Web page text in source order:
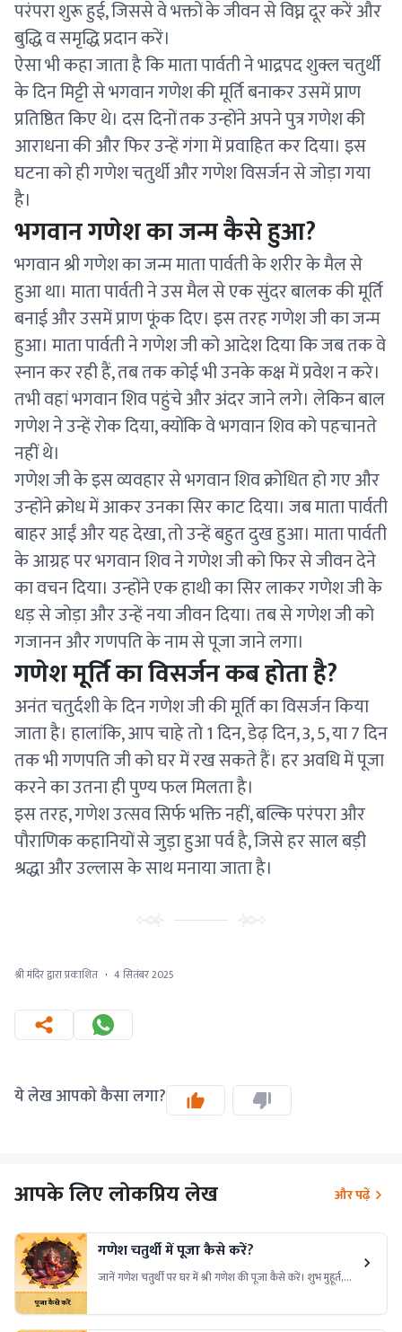
परंपरा शुरू हुई, जिससे वे भक्तों के जीवन से विघ्न दूर करें और
बुद्धि व समृद्धि प्रदान करें।
ऐसा भी कहा जाता है कि माता पार्वती ने भाद्रपद शुक्ल चतुर्थी
के दिन मिट्टी से भगवान गणेश की मूर्ति बनाकर उसमें प्राण
प्रतिष्ठित किए थे। दस दिनों तक उन्होंने अपने पुत्र गणेश की
आराधना की और फिर उन्हें गंगा में प्रवाहित कर दिया। इस
घटना को ही गणेश चतुर्थी और गणेश विसर्जन से जोड़ा गया
है।
भगवान गणेश का जन्म कैसे हुआ?
भगवान श्री गणेश का जन्म माता पार्वती के शरीर के मैल से
हुआ था। माता पार्वती ने उस मैल से एक सुंदर बालक की मूर्ति
बनाई और उसमें प्राण फूंक दिए। इस तरह गणेश जी का जन्म
हुआ। माता पार्वती ने गणेश जी को आदेश दिया कि जब तक वे
स्नान कर रही हैं, तब तक कोई भी उनके कक्ष में प्रवेश न करे।
तभी वहां भगवान शिव पहुंचे और अंदर जाने लगे। लेकिन बाल
गणेश ने उन्हें रोक दिया, क्योंकि वे भगवान शिव को पहचानते
नहीं थे।
गणेश जी के इस व्यवहार से भगवान शिव क्रोधित हो गए और
उन्होंने क्रोध में आकर उनका सिर काट दिया। जब माता पार्वती
बाहर आईं और यह देखा, तो उन्हें बहुत दुख हुआ। माता पार्वती
के आग्रह पर भगवान शिव ने गणेश जी को फिर से जीवन देने
का वचन दिया। उन्होंने एक हाथी का सिर लाकर गणेश जी के
धड़ से जोड़ा और उन्हें नया जीवन दिया। तब से गणेश जी को
गजानन और गणपति के नाम से पूजा जाने लगा।
गणेश मूर्ति का विसर्जन कब होता है?
अनंत चतुर्दशी के दिन गणेश जी की मूर्ति का विसर्जन किया
जाता है। हालांकि, आप चाहे तो 1 दिन, डेढ़ दिन, 3, 5, या 7 दिन
तक भी गणपति जी को घर में रख सकते हैं। हर अवधि में पूजा
करने का उतना ही पुण्य फल मिलता है।
इस तरह, गणेश उत्सव सिर्फ भक्ति नहीं, बल्कि परंपरा और
पौराणिक कहानियों से जुड़ा हुआ पर्व है, जिसे हर साल बड़ी
श्रद्धा और उल्लास के साथ मनाया जाता है।
श्री मंदिर द्वारा प्रकाशित · 4 सितंबर 2025
ये लेख आपको कैसा लगा?
आपके लिए लोकप्रिय लेख और पढ़ें
गणेश चतुर्थी में पूजा कैसे करें?
जानें गणेश चतुर्थी पर घर में श्री गणेश की पूजा कैसे करें। शुभ मुहूर्त,
का आशीर्वाद प्राप्त करें।